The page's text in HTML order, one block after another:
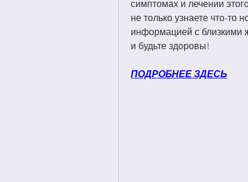
симптомах и лечении
не только узнаете что-то
информацией с близкими
и будьте здоровы!
ПОДРОБНЕЕ ЗДЕСЬ